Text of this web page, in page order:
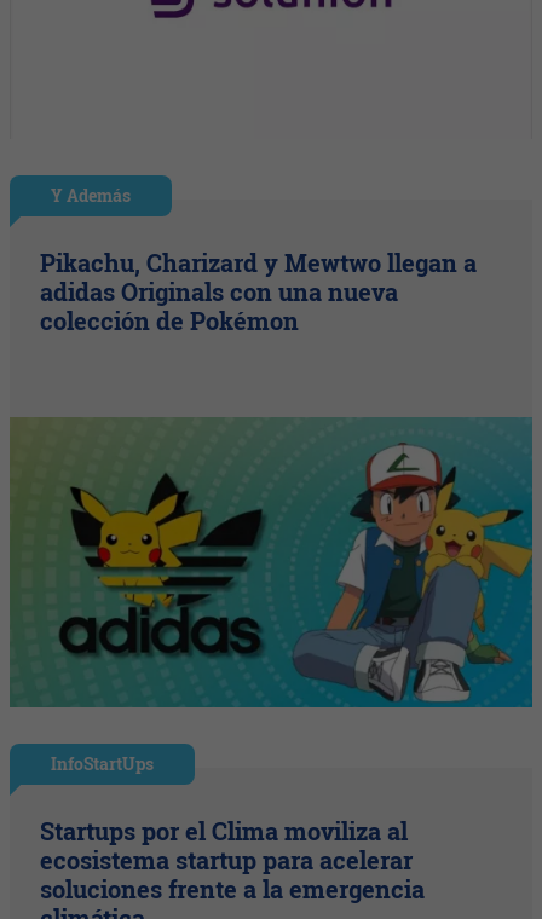
Y Además
Pikachu, Charizard y Mewtwo llegan a
adidas Originals con una nueva
colección de Pokémon
InfoStartUps
Startups por el Clima moviliza al
ecosistema startup para acelerar
soluciones frente a la emergencia